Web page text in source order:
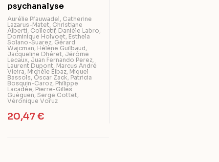
psychanalyse
Aurélie Pfauwadel, Catherine
Lazarus-Matet, Christiane
Alberti, Collectif, Danièle Labro,
Dominique Holvoet, Esthela
Solano-Suarez, Gérard
Wajcman, Hélène Guilbaud,
Jacqueline Dhéret, Jérôme
Lecaux, Juan Fernando Perez,
Laurent Dupont, Marcus André
Vieira, Michèle Elbaz, Miquel
Bassols, Óscar Zack, Patricia
Bosquin-Caroz, Philippe
Lacadée, Pierre-Gilles
Guéguen, Serge Cottet,
Véronique Voruz
20,47€